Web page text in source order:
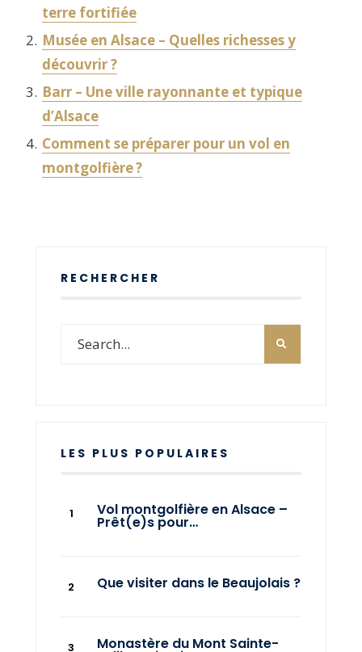
terre fortifiée
Musée en Alsace – Quelles richesses y
découvrir ?
Barr – Une ville rayonnante et typique
d’Alsace
Comment se préparer pour un vol en
montgolfière ?
RECHERCHER
LES PLUS POPULAIRES
Vol montgolfière en Alsace –
Prêt(e)s pour…
Que visiter dans le Beaujolais ?
Monastère du Mont Sainte-